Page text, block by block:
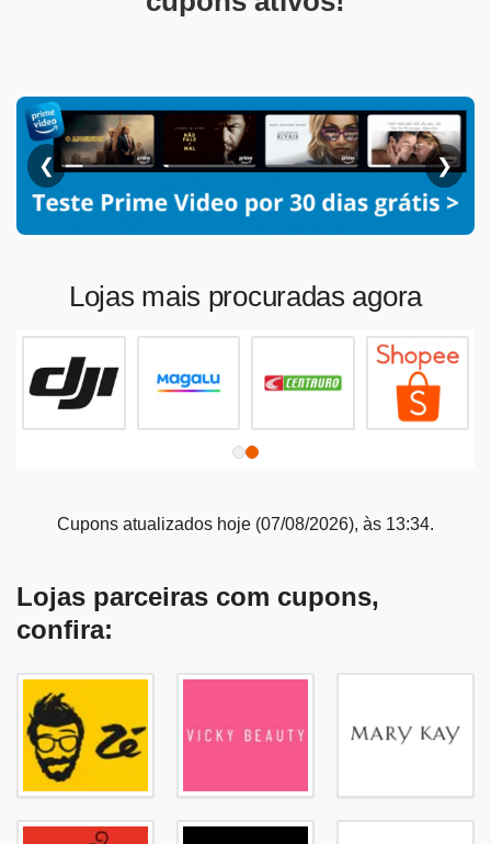
❮ ❯
Lojas mais procuradas agora
Cupons atualizados hoje (07/08/2026), às 13:34.
Lojas parceiras com cupons,
confira: